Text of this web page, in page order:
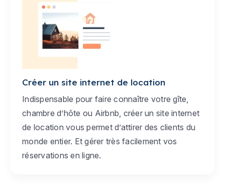
Créer un site internet de location
Indispensable pour faire connaître votre gîte,
chambre d’hôte ou Airbnb, créer un site internet
de location vous permet d’attirer des clients du
monde entier. Et gérer très facilement vos
réservations en ligne.